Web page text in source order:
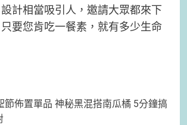
計相當吸引人，邀請大眾都來下
要您肯吃一餐素，就有多少生命
節佈置單品 神秘黑混搭南瓜橘 5分鐘搞